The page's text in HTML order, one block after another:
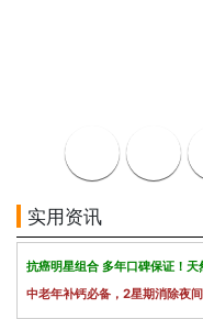
实用资讯
抗癌明星组合 多年口碑保证！
中老年补钙必备，2星期消除夜